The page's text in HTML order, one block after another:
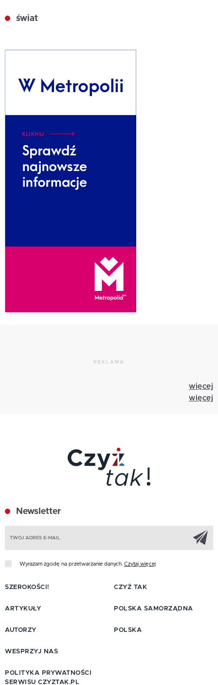
świat
REKLAMA
więcej
więcej
Newsletter
Wyrażam zgodę na przetwarzanie danych. Czytaj więcej
SZEROKOŚCI!
ARTYKUŁY
AUTORZY
CZYŻ TAK
POLSKA SAMORZĄDNA
POLSKA
WESPRZYJ NAS
POLITYKA PRYWATNOŚCI
SERWISU CZYZTAK.PL